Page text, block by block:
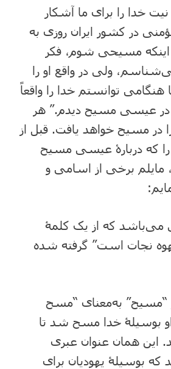
نیت خدا را برای ما آشکار
در کشور ایران روزی به
مسیحی شوم، فکر
ولی در ‌واقع او را
توانستم خدا را واقعاً
در عیسی مسیح دیدم.” هر
در مسیح خواهد یافت. قبل از
که دربارۀ عیسی مسیح
برخی از اسامی و
می‌باشد که از یک کلمۀ
نجات است” گرفته شده
“مسیح” به‌معنای “مسح
بوسیلۀ خدا مسح شد تا
این همان عنوان عبری
بوسیلۀ یهودیان برای